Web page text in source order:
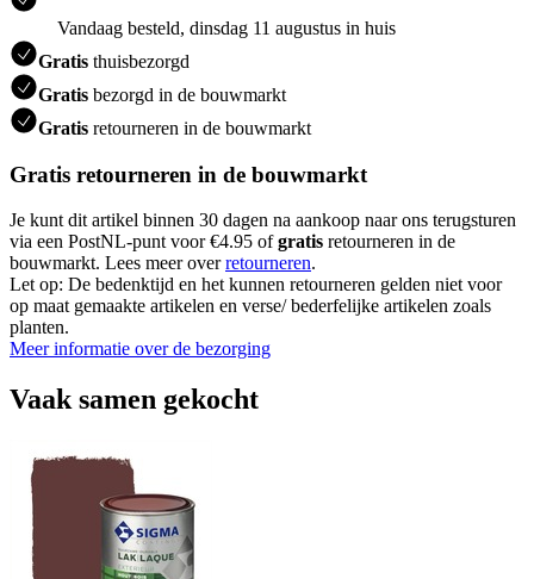
Vandaag besteld, dinsdag 11 augustus in huis
Gratis thuisbezorgd
Gratis bezorgd in de bouwmarkt
Gratis retourneren in de bouwmarkt
Gratis retourneren in de bouwmarkt
Je kunt dit artikel binnen 30 dagen na aankoop naar ons terugsturen
via een PostNL-punt voor €4.95 ofgratis retourneren in de
bouwmarkt. Lees meer overretourneren.
Let op: De bedenktijd en het kunnen retourneren gelden niet voor
op maat gemaakte artikelen en verse/ bederfelijke artikelen zoals
planten.
Meer informatie over de bezorging
Vaak samen gekocht